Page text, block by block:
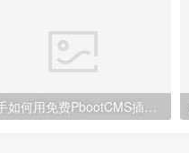
新手如何用免费PbootCMS插件让网站快速收录？